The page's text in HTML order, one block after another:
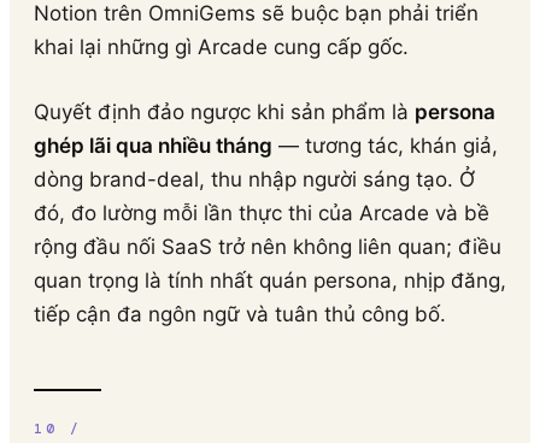
Notion trên OmniGems sẽ buộc bạn phải triển
khai lại những gì Arcade cung cấp gốc.
Quyết định đảo ngược khi sản phẩm là persona
ghép lãi qua nhiều tháng — tương tác, khán giả,
dòng brand-deal, thu nhập người sáng tạo. Ở
đó, đo lường mỗi lần thực thi của Arcade và bề
rộng đầu nối SaaS trở nên không liên quan; điều
quan trọng là tính nhất quán persona, nhịp đăng,
tiếp cận đa ngôn ngữ và tuân thủ công bố.